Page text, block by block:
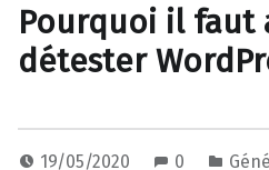
Pourquoi il faut
détester
19/05/2020 0